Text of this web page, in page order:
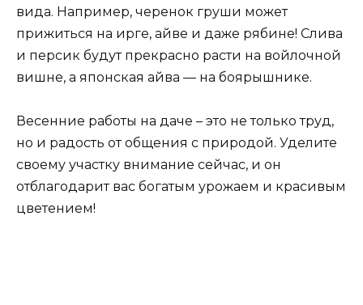
вида. Например, черенок груши может
прижиться на ирге, айве и даже рябине! Слива
и персик будут прекрасно расти на войлочной
вишне, а японская айва — на боярышнике.
Весенние работы на даче – это не только труд,
но и радость от общения с природой. Уделите
своему участку внимание сейчас, и он
отблагодарит вас богатым урожаем и красивым
цветением!